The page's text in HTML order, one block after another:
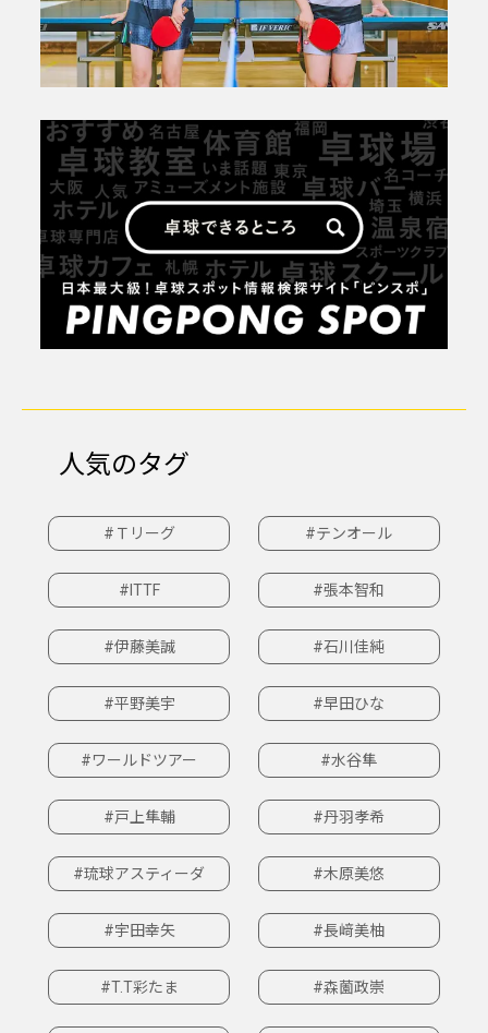
人気のタグ
#Ｔリーグ #テンオール
#ITTF #張本智和
#伊藤美誠 #石川佳純
#平野美宇 #早田ひな
#ワールドツアー #水谷隼
#戸上隼輔 #丹羽孝希
#琉球アスティーダ #木原美悠
#宇田幸矢 #長﨑美柚
#T.T彩たま #森薗政崇